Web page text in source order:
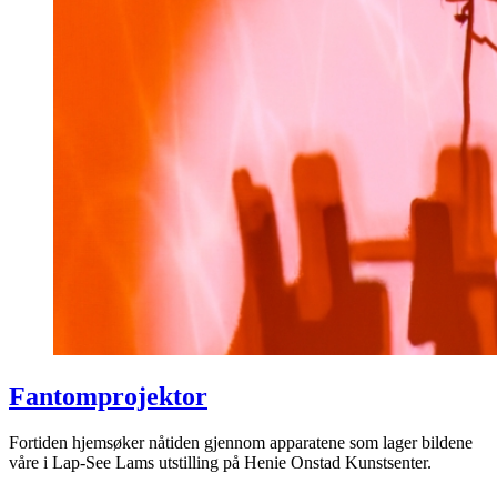
Fantomprojektor
Fortiden hjemsøker nåtiden gjennom apparatene som lager bildene
våre i Lap-See Lams utstilling på Henie Onstad Kunstsenter.